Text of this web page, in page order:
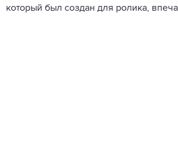
который был создан для ролика,